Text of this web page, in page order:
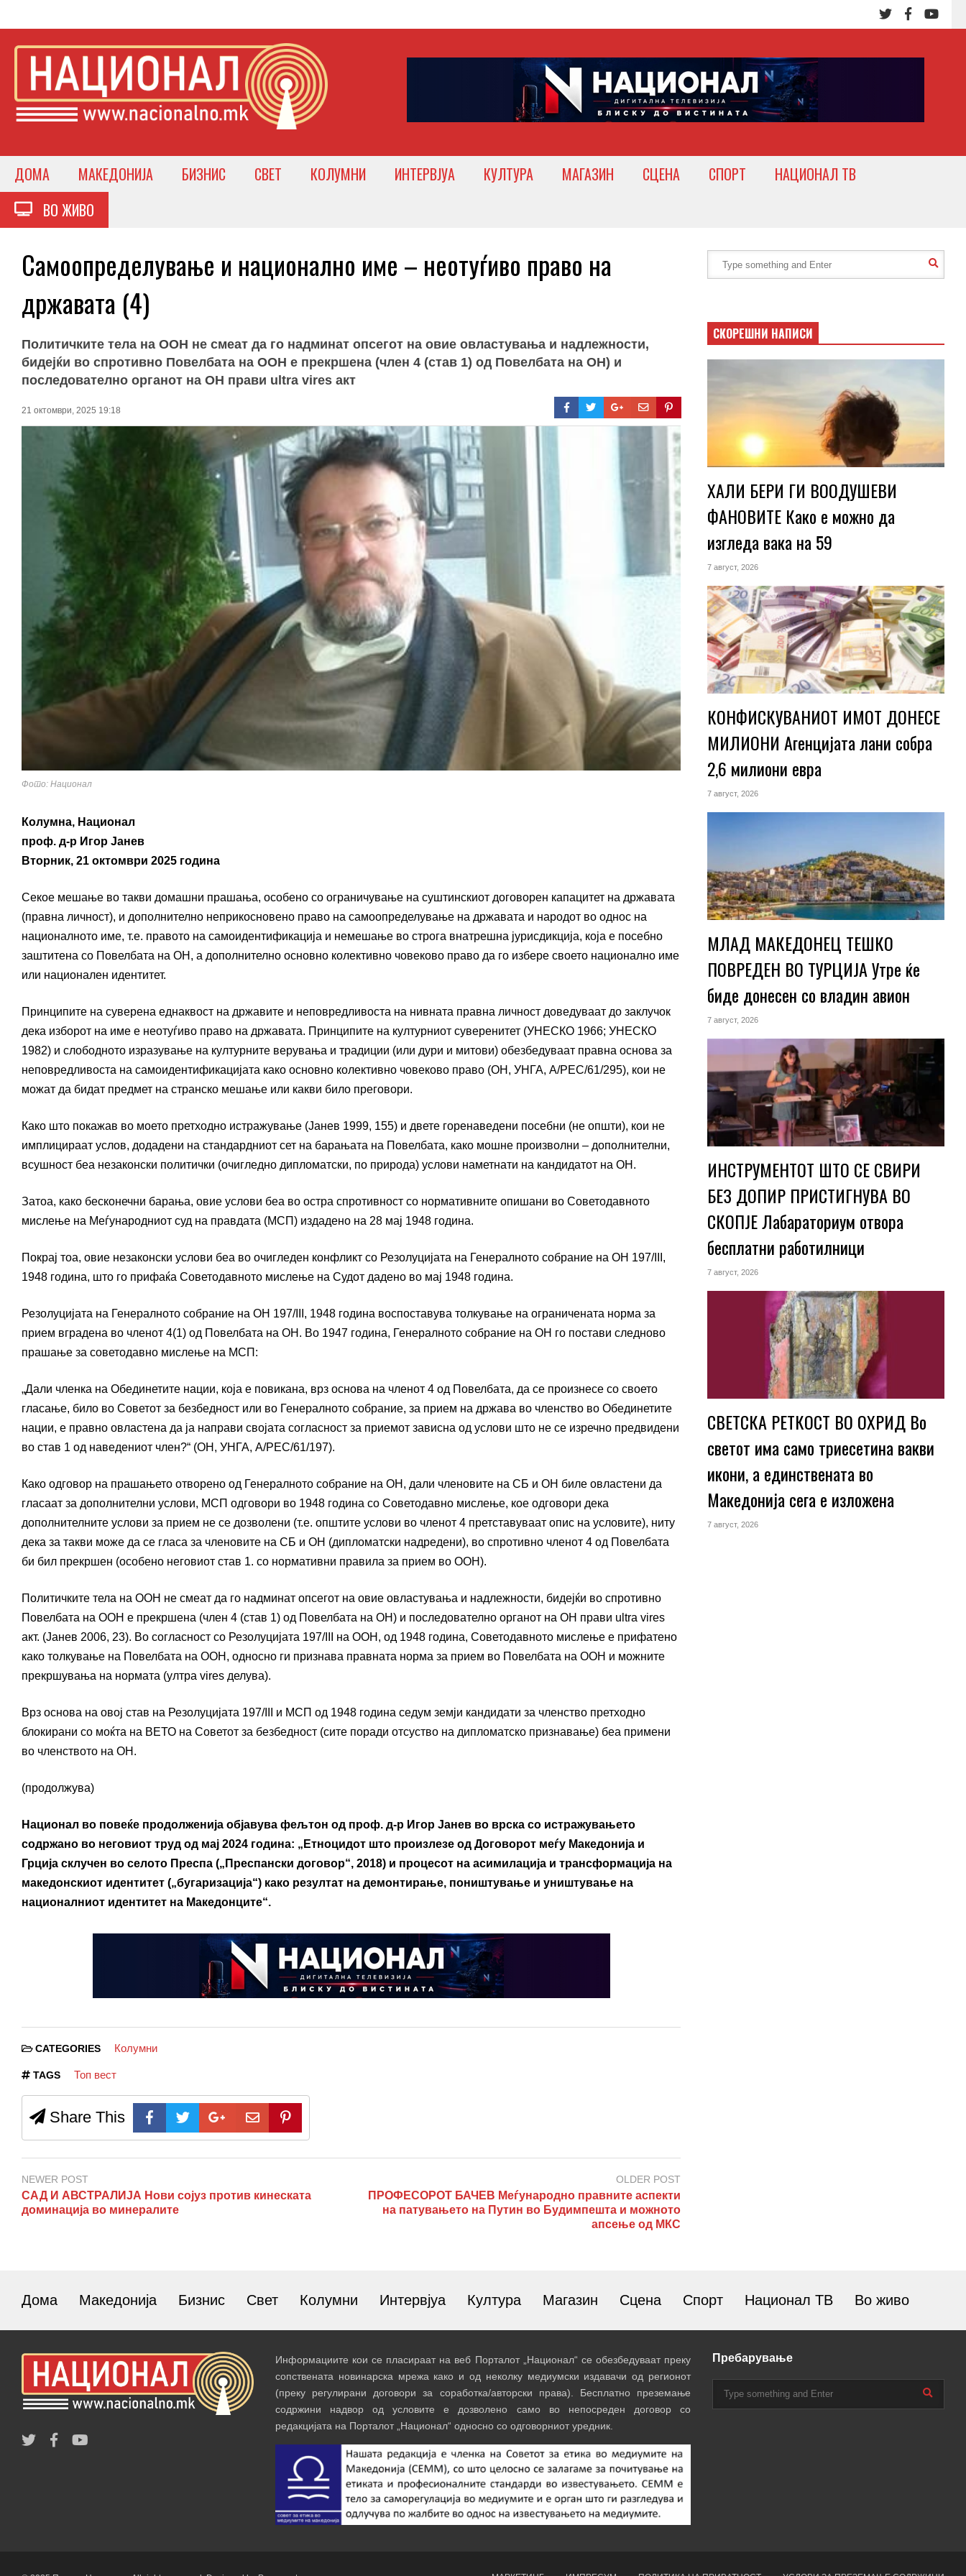
ДОМА МАКЕДОНИЈА БИЗНИС СВЕТ КОЛУМНИ ИНТЕРВЈУА КУЛТУРА МАГАЗИН СЦЕНА СПОРТ
НАЦИОНАЛ ТВ
ВО ЖИВО
Самоопределување и национално име – неотуѓиво право на
државата (4)
Политичките тела на ООН не смеат да го надминат опсегот на овие овластувања и надлежности,
бидејќи во спротивно Повелбата на ООН е прекршена (член 4 (став 1) од Повелбата на ОН) и
последователно органот на ОН прави ultra vires акт
21 октомври, 2025 19:18
Фото: Национал
Колумна, Национал
проф. д-р Игор Јанев
Вторник, 21 октомври 2025 година
Секое мешање во такви домашни прашања, особено со ограничување на суштинскиот договорен капацитет на државата
(правна личност), и дополнително неприкосновено право на самоопределување на државата и народот во однос на
националното име, т.е. правото на самоидентификација и немешање во строга внатрешна јурисдикција, која е посебно
заштитена со Повелбата на ОН, а дополнително основно колективно човеково право да го избере своето национално име
или национален идентитет.
Принципите на суверена еднаквост на државите и неповредливоста на нивната правна личност доведуваат до заклучок
дека изборот на име е неотуѓиво право на државата. Принципите на културниот суверенитет (УНЕСКО 1966; УНЕСКО
1982) и слободното изразување на културните верувања и традиции (или дури и митови) обезбедуваат правна основа за
неповредливоста на самоидентификацијата како основно колективно човеково право (ОН, УНГА, A/РЕС/61/295), кои не
можат да бидат предмет на странско мешање или какви било преговори.
Како што покажав во моето претходно истражување (Јанев 1999, 155) и двете горенаведени посебни (не општи), кои не
имплицираат услов, додадени на стандардниот сет на барањата на Повелбата, како мошне произволни – дополнителни,
всушност беа незаконски политички (очигледно дипломатски, по природа) услови наметнати на кандидатот на ОН.
Затоа, како бесконечни барања, овие услови беа во остра спротивност со нормативните опишани во Советодавното
мислење на Меѓународниот суд на правдата (МСП) издадено на 28 мај 1948 година.
Покрај тоа, овие незаконски услови беа во очигледен конфликт со Резолуцијата на Генералното собрание на ОН 197/III,
1948 година, што го прифаќа Советодавното мислење на Судот дадено во мај 1948 година.
Резолуцијата на Генералното собрание на ОН 197/III, 1948 година воспоставува толкување на ограничената норма за
прием вградена во членот 4(1) од Повелбата на ОН. Во 1947 година, Генералното собрание на ОН го постави следново
прашање за советодавно мислење на МСП:
„Дали членка на Обединетите нации, која е повикана, врз основа на членот 4 од Повелбата, да се произнесе со своето
гласање, било во Советот за безбедност или во Генералното собрание, за прием на држава во членство во Обединетите
нации, е правно овластена да ја направи својата согласност за приемот зависна од услови што не се изречно предвидени
во став 1 од наведениот член?“ (ОН, УНГА, A/РЕС/61/197).
Како одговор на прашањето отворено од Генералното собрание на ОН, дали членовите на СБ и ОН биле овластени да
гласаат за дополнителни услови, МСП одговори во 1948 година со Советодавно мислење, кое одговори дека
дополнителните услови за прием не се дозволени (т.е. општите услови во членот 4 претставуваат опис на условите), ниту
дека за такви може да се гласа за членовите на СБ и ОН (дипломатски надредени), во спротивно членот 4 од Повелбата
би бил прекршен (особено неговиот став 1. со нормативни правила за прием во ООН).
Политичките тела на ООН не смеат да го надминат опсегот на овие овластувања и надлежности, бидејќи во спротивно
Повелбата на ООН е прекршена (член 4 (став 1) од Повелбата на ОН) и последователно органот на ОН прави ultra vires
акт. (Јанев 2006, 23). Во согласност со Резолуцијата 197/III на ООН, од 1948 година, Советодавното мислење е прифатено
како толкување на Повелбата на ООН, односно ги признава правната норма за прием во Повелбата на ООН и можните
прекршувања на нормата (ултра vires делува).
Врз основа на овој став на Резолуцијата 197/III и МСП од 1948 година седум земји кандидати за членство претходно
блокирани со моќта на ВЕТО на Советот за безбедност (сите поради отсуство на дипломатско признавање) беа примени
во членството на ОН.
(продолжува)
Национал во повеќе продолженија објавува фељтон од проф. д-р Игор Јанев во врска со истражувањето
содржано во неговиот труд од мај 2024 година: „Етноцидот што произлезе од Договорот меѓу Македонија и
Грција склучен во селото Преспа („Преспански договор“, 2018) и процесот на асимилација и трансформација на
македонскиот идентитет („бугаризација“) како резултат на демонтирање, поништување и уништување на
националниот идентитет на Македонците“.
CATEGORIES Колумни
TAGS Топ вест
Share This
NEWER POST
САД И АВСТРАЛИЈА Нови сојуз против кинеската
доминација во минералите
OLDER POST
ПРОФЕСОРОТ БАЧЕВ Меѓународно правните аспекти
на патувањето на Путин во Будимпешта и можното
апсење од МКС
СКОРЕШНИ НАПИСИ
ХАЛИ БЕРИ ГИ ВООДУШЕВИ
ФАНОВИТЕ Како е можно да
изгледа вака на 59
7 август, 2026
КОНФИСКУВАНИОТ ИМОТ ДОНЕСЕ
МИЛИОНИ Агенцијата лани собра
2,6 милиони евра
7 август, 2026
МЛАД МАКЕДОНЕЦ ТЕШКО
ПОВРЕДЕН ВО ТУРЦИЈА Утре ќе
биде донесен со владин авион
7 август, 2026
ИНСТРУМЕНТОТ ШТО СЕ СВИРИ
БЕЗ ДОПИР ПРИСТИГНУВА ВО
СКОПЈЕ Лабараториум отвора
бесплатни работилници
7 август, 2026
СВЕТСКА РЕТКОСТ ВО ОХРИД Во
светот има само триесетина вакви
икони, а единствената во
Македонија сега е изложена
7 август, 2026
Дома Македонија Бизнис Свет Колумни Интервјуа Култура Магазин Сцена Спорт Национал ТВ Во живо
Информациите кои се пласираат на веб Порталот „Национал“ се обезбедуваат преку
сопствената новинарска мрежа како и од неколку медиумски издавачи од регионот
(преку регулирани договори за соработка/авторски права). Бесплатно преземање
содржини надвор од условите е дозволено само во непосреден договор со
редакцијата на Порталот „Национал“ односно со одговорниот уредник.
Пребарување